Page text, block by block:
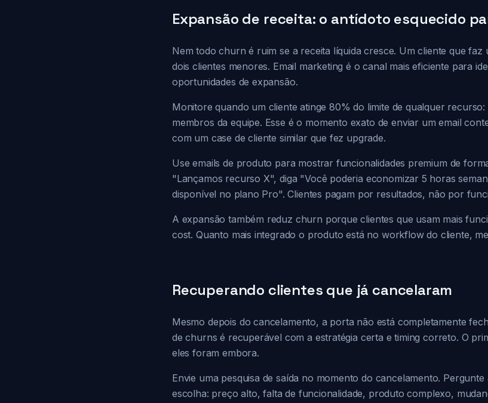
Expansão de receita: o antídoto esquecido
Nem todo churn é ruim se a receita líquida cresce. Um cliente que
dois clientes menores. Email marketing é o canal mais eficiente para
oportunidades de expansão.
Monitore quando um cliente atinge 80% do limite de qualquer
membros da equipe. Esse é o momento exato de enviar um email
com um case de cliente similar que fez upgrade.
Use emails de produto para mostrar funcionalidades premium de
"Lançamos recurso X", diga "Você poderia economizar 5 horas
disponível no plano Pro". Clientes pagam por resultados, não por
A expansão também reduz churn porque clientes que usam mais
cost. Quanto mais integrado o produto está no workflow do cliente,
Recuperando clientes que já cancelaram
Mesmo depois do cancelamento, a porta não está completamente
de churns é recuperável com a estratégia certa e timing correto. O
eles foram embora.
Envie uma pesquisa de saída no momento do cancelamento.
escolha: preço alto, falta de funcionalidade, produto complexo,